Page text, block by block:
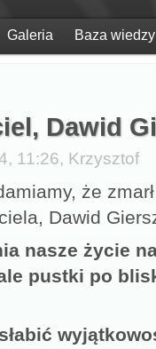
Galeria Baza wiedzy
Dawid
11:26, Krzysztof
że
Dawid
nasze życie
pustki po